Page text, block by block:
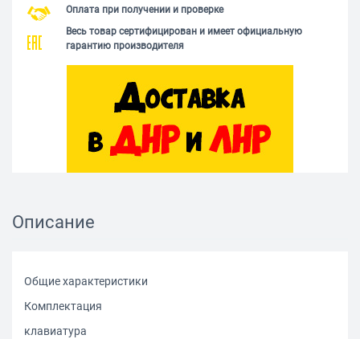
Оплата при получении и проверке
Весь товар сертифицирован и имеет официальную
гарантию производителя
Описание
Общие характеристики
Комплектация
клавиатура